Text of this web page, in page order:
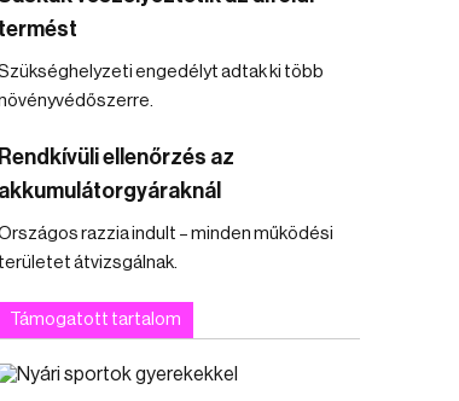
termést
engedélyt adtak ki több
Rendkívüli ellenőrzés az
akkumulátorgyáraknál
razzia indult – minden működési
területet átvizsgálnak.
Támogatott tartalom